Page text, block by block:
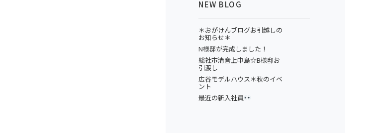
NEW BLOG
＊おがけんブログお引越しの
お知らせ＊
N様邸が完成しました！
総社市清音上中島☆B様邸お
引渡し
広谷モデルハウス＊秋のイベ
ント
最近の新入社員